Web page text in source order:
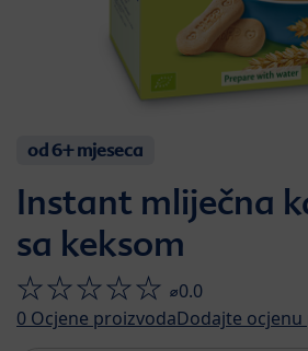
od 6+ mjeseca
Instant mliječna
sa keksom
⌀0.0
0 Ocjene proizvodaDodajte